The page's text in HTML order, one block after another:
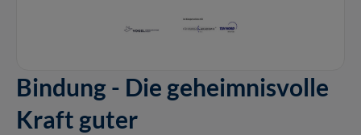
Bindung - Die geheimnisvolle
Kraft guter